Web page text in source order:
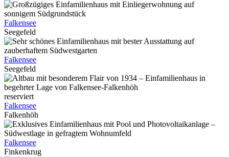
Falkensee
Seegefeld
Falkensee
Seegefeld
reserviert
Falkensee
Falkenhöh
Falkensee
Finkenkrug